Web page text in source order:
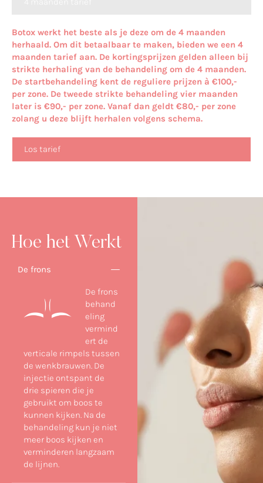
Botox werkt het beste als je deze om de 4 maanden
herhaald. Om dit betaalbaar te maken, bieden we een 4
maanden tarief aan. De kortingsprijzen gelden alleen bij
strikte herhaling van de behandeling om de 4 maanden.
De startbehandeling kent de reguliere prijzen à €100,-
per zone. De tweede strikte behandeling vier maanden
later is €90,- per zone. Vanaf dan geldt €80,- per zone
zolang u deze blijft herhalen volgens schema.
Los tarief
Hoe het Werkt
De frons
De frons
behand
eling
vermind
ert de
verticale rimpels tussen
de wenkbrauwen. De
injectie ontspant de
drie spieren die je
gebruikt om boos te
kunnen kijken. Na de
behandeling kun je niet
meer boos kijken en
verminderen langzaam
de lijnen.